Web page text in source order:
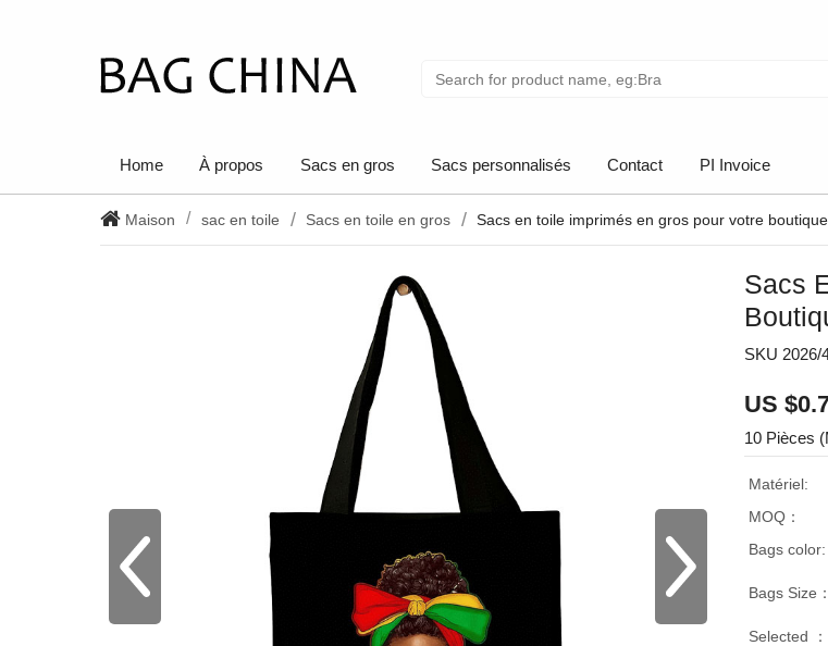
Home À propos Sacs en gros Sacs personnalisés Contact PI Invoice
Maison sac en toile Sacs en toile en gros Sacs en toile imprimés en gros pour votre boutique
Sacs
SKU 2026/
US
10 Pièces
Matériel:
MOQ：
Bags color:
Bags Size：
Selected ：